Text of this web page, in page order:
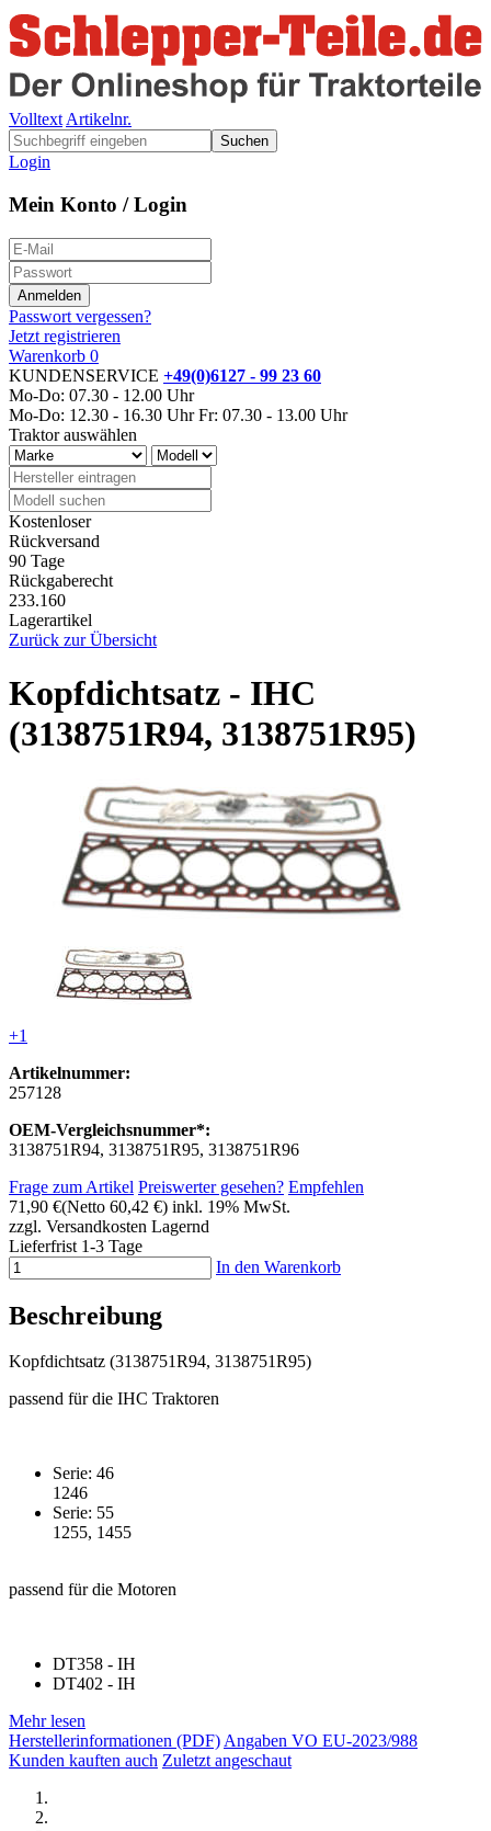
Volltext Artikelnr.
Suchen
Login
Mein Konto / Login
Passwort vergessen?
Jetzt registrieren
Warenkorb 0
KUNDENSERVICE +49(0)6127 - 99 23 60
Mo-Do: 07.30 - 12.00 Uhr
Mo-Do: 12.30 - 16.30 Uhr Fr: 07.30 - 13.00 Uhr
Traktor auswählen
Kostenloser
Rückversand
90 Tage
Rückgaberecht
233.160
Lagerartikel
Zurück zur Übersicht
Kopfdichtsatz - IHC
(3138751R94, 3138751R95)
+1
Artikelnummer:
257128
OEM-Vergleichsnummer*:
3138751R94, 3138751R95, 3138751R96
Frage zum Artikel Preiswerter gesehen? Empfehlen
71,90 €(Netto 60,42 €) inkl. 19% MwSt.
zzgl. Versandkosten Lagernd
Lieferfrist 1-3 Tage
In den Warenkorb
Beschreibung
Kopfdichtsatz (3138751R94, 3138751R95)
passend für die IHC Traktoren
Serie: 46
1246
Serie: 55
1255, 1455
passend für die Motoren
DT358 - IH
DT402 - IH
Mehr lesen
Herstellerinformationen (PDF)Angaben VO EU-2023/988
Kunden kauften auch Zuletzt angeschaut